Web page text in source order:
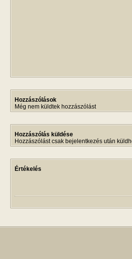
Hozzászólások
Még nem küldtek hozzászólást
Hozzászólás küldése
Hozzászólást csak bejelentkezés után
Értékelés